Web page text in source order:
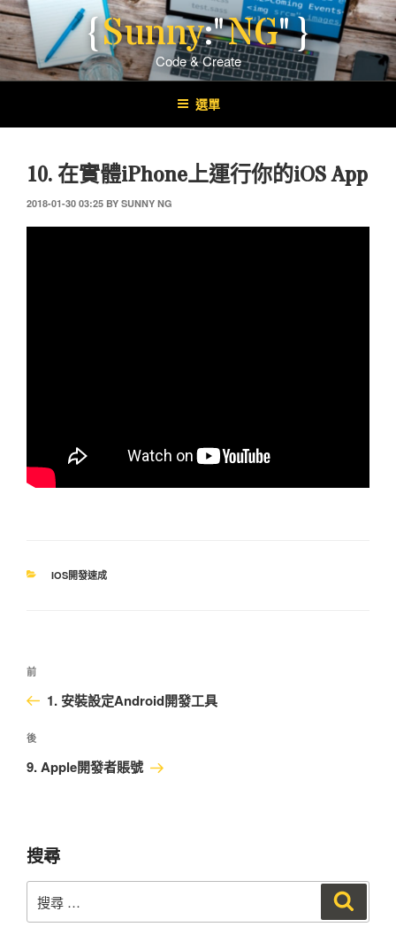
跳
至
內
容
{Sunny:"NG"}
Code & Create
SUNNY NG – TECH EDUCATOR
AI 科技 媒體創作
選單
10. 在實體iPhone上運行你的iOS App
發
2018-01-30 03:25 BY SUNNY NG
分
IOS開發速成
文
導
覽
上
一
文
章
前
1. 安裝設定Android開發工具
下
篇
後
9. Apple開發者賬號
搜尋
尋：